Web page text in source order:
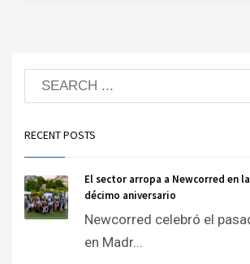
RECENT POSTS
El sector arropa a Newcorred en
décimo aniversario
Newcorred celebró el
en Madr...